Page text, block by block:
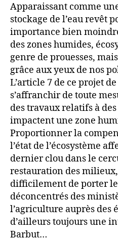
Apparaissant comme
stockage de l’eau revêt
importance bien
des zones humides,
genre de prouesses,
grâce aux yeux de nos
L’article 7 de ce projet
s’affranchir de toute
des travaux relatifs à
impactent une zone
Proportionner la
l’état de l’écosystème
dernier clou dans le
restauration des
difficilement de porter
déconcentrés des
l’agriculture auprès des
d’ailleurs toujours une
Barbut…